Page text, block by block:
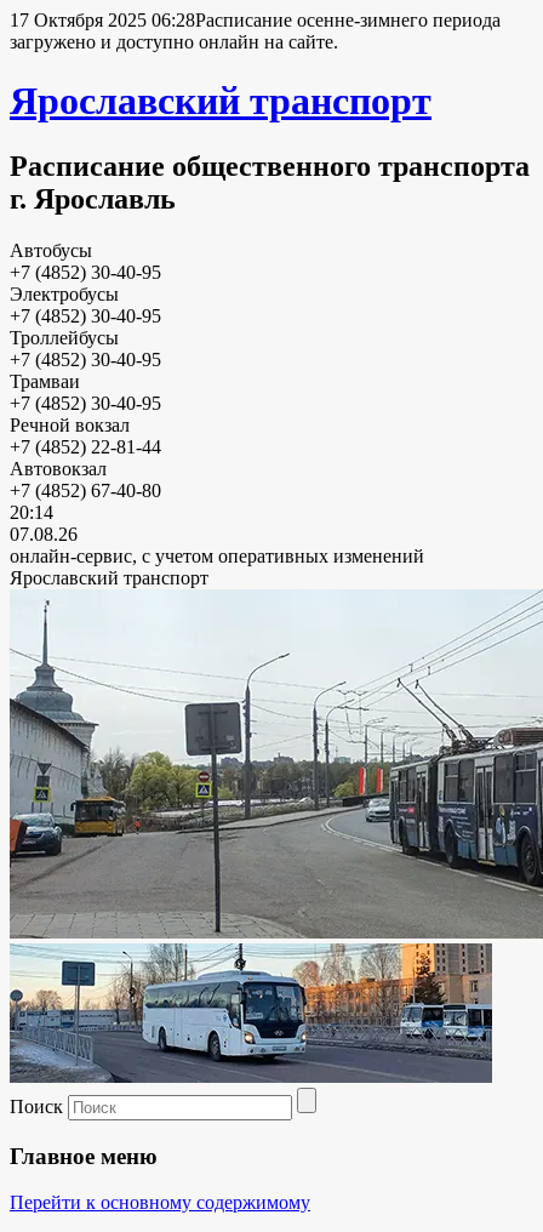
17 Октября 2025 06:28Расписание осенне-зимнего периода
загружено и доступно онлайн на сайте.
Ярославский транспорт
Расписание общественного транспорта
г. Ярославль
Автобусы
+7 (4852) 30-40-95
Электробусы
+7 (4852) 30-40-95
Троллейбусы
+7 (4852) 30-40-95
Трамваи
+7 (4852) 30-40-95
Речной вокзал
+7 (4852) 22-81-44
Автовокзал
+7 (4852) 67-40-80
20:14
07.08.26
онлайн-сервис, с учетом оперативных изменений
Ярославский транспорт
Поиск
Главное меню
Перейти к основному содержимому